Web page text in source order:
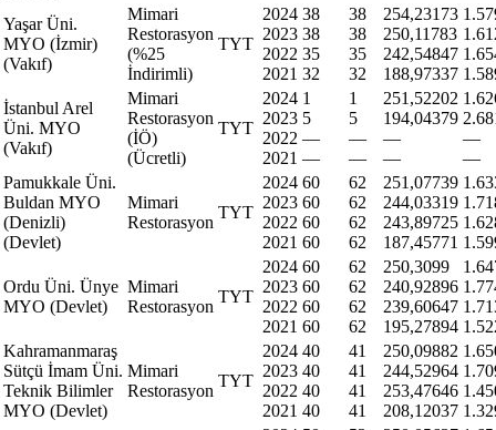
Yaşar Üni.
MYO (İzmir)
(Vakıf)
Mimari
Restorasyon
(%25
İndirimli)
TYT
2024
2023
2022
2021
38
38
35
32
38
38
35
32
254,23173
250,11783
242,54847
188,97337
İstanbul Arel
Üni. MYO
(Vakıf)
Mimari
Restorasyon
(İÖ)
(Ücretli)
TYT
2024
2023
2022
2021
1
5
—
—
1
5
—
—
251,52202
194,04379
—
—
—
—
Pamukkale Üni.
Buldan MYO
(Denizli)
(Devlet)
Mimari
Restorasyon
TYT
2024
2023
2022
2021
60
60
60
60
62
62
62
62
251,07739
244,03319
243,89725
187,45771
Ordu Üni. Ünye
MYO (Devlet)
Mimari
Restorasyon
TYT
2024
2023
2022
2021
60
60
60
60
62
62
62
62
250,3099
240,92896
239,60647
195,27894
Kahramanmaraş
Sütçü İmam Üni.
Teknik Bilimler
MYO (Devlet)
Mimari
Restorasyon
TYT
2024
2023
2022
2021
40
40
40
40
41
41
41
41
250,09882
244,52964
253,47646
208,12037